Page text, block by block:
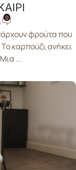
0
φρούτα που
καρπούζι ανήκει
...